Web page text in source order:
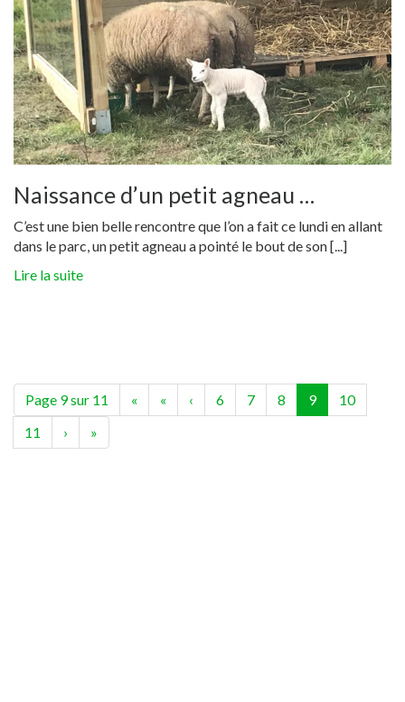
Naissance d’un petit agneau …
C’est une bien belle rencontre que l’on a fait ce lundi en allant
dans le parc, un petit agneau a pointé le bout de son [...]
Lire la suite
Page 9 sur 11 « « ‹ 6 7 8 9(current)
10
11
› »